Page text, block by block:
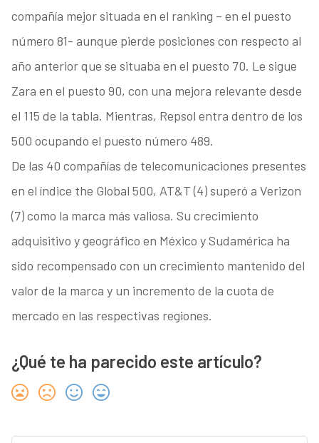
compañía mejor situada en el ranking – en el puesto
número 81- aunque pierde posiciones con respecto al
año anterior que se situaba en el puesto 70. Le sigue
Zara en el puesto 90, con una mejora relevante desde
el 115 de la tabla. Mientras, Repsol entra dentro de los
500 ocupando el puesto número 489.
De las 40 compañías de telecomunicaciones presentes
en el índice the Global 500, AT&T (4) superó a Verizon
(7) como la marca más valiosa. Su crecimiento
adquisitivo y geográfico en México y Sudamérica ha
sido recompensado con un crecimiento mantenido del
valor de la marca y un incremento de la cuota de
mercado en las respectivas regiones.
¿Qué te ha parecido este artículo?